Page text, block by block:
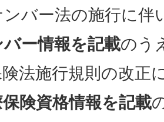
バー法の施行に伴
ー情報を記載のう
法施行規則の改正
保険資格情報を記載